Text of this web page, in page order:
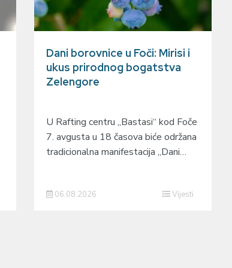
Dani borovnice u Foči: Mirisi i
ukus prirodnog bogatstva
Zelengore
U Rafting centru „Bastasi“ kod Foče
7. avgusta u 18 časova biće održana
tradicionalna manifestacija „Dani…
06.08.2026 Vijesti